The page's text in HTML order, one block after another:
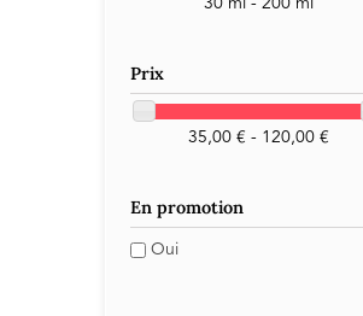
30 ml - 200 ml
Prix
35,00 € - 120,00 €
En promotion
Oui